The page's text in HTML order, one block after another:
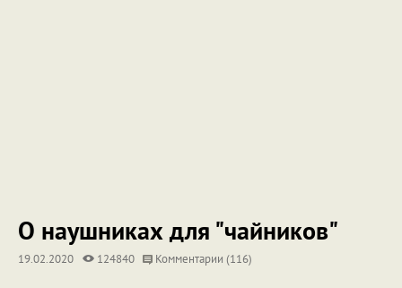
О наушниках для "чайников"
19.02.2020 124840 Комментарии (116)